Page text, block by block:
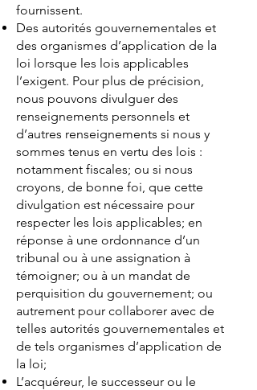
fournissent.
Des autorités gouvernementales et
des organismes d’application de la
loi lorsque les lois applicables
l’exigent. Pour plus de précision,
nous pouvons divulguer des
renseignements personnels et
d’autres renseignements si nous y
sommes tenus en vertu des lois :
notamment fiscales; ou si nous
croyons, de bonne foi, que cette
divulgation est nécessaire pour
respecter les lois applicables; en
réponse à une ordonnance d’un
tribunal ou à une assignation à
témoigner; ou à un mandat de
perquisition du gouvernement; ou
autrement pour collaborer avec de
telles autorités gouvernementales et
de tels organismes d’application de
la loi;
L’acquéreur, le successeur ou le